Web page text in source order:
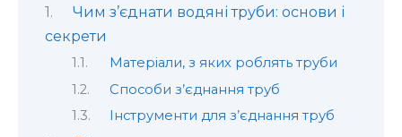
Чим з’єднати водяні труби: основи і
секрети
Матеріали, з яких роблять труби
Способи з’єднання труб
Інструменти для з’єднання труб